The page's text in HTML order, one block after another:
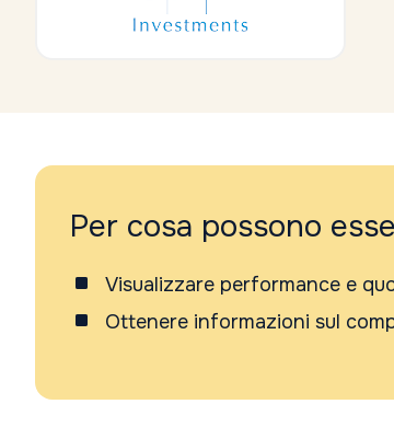
Per cosa possono
Visualizzare performance e
Ottenere informazioni sul